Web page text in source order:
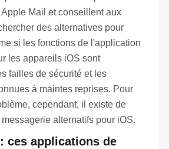
Mail et conseillent aux
des alternatives pour
si les fonctions de l'application
les appareils iOS sont
failles de sécurité et les
à maintes reprises. Pour
cependant, il existe de
alternatifs pour iOS.
ces applications de